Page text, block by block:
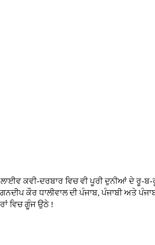
ਕਵੀ-ਦਰਬਾਰ ਵਿਚ ਵੀ ਪੂਰੀ ਦੁਨੀਆਂ ਦੇ ਰੂ-ਬ-
ਕੌਰ ਧਾਲੀਵਾਲ ਦੀ ਪੰਜਾਬ, ਪੰਜਾਬੀ ਅਤੇ
ਵਿਚ ਗੂੰਜ ਉਠੇ !